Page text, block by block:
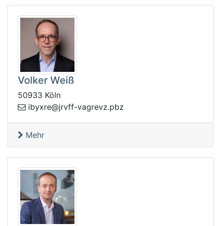
Volker Weiß
50933 Köln
zbp.zvergav-ff
vrj@erxybi
Mehr